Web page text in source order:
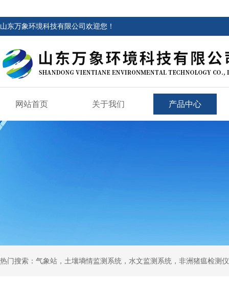
山东万象环境科技有限公司欢迎您！
网站首页 关于我们 产品中心
热门搜索：气象站，土壤墒情监测系统，水文监测系统，非洲猪瘟检测